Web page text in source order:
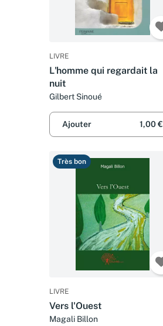
LIVRE
L'homme qui regardait la
nuit
Gilbert Sinoué
Ajouter 1,00 €
Très bon
LIVRE
Vers l'Ouest
Magali Billon